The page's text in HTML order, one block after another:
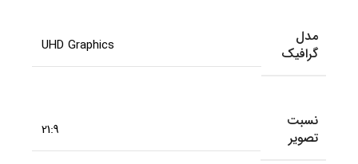
مدل
گرافیک
UHD Graphics
نسبت
تصویر
21:9